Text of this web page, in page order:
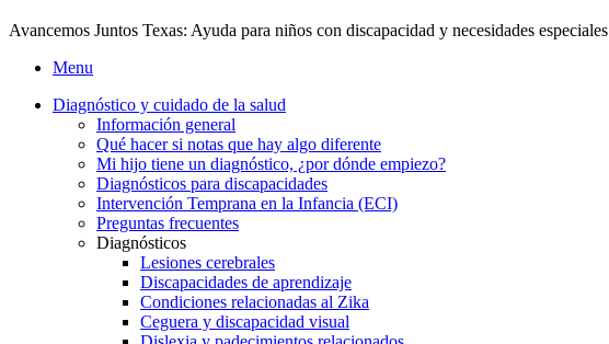
Avancemos Juntos Texas: Ayuda para niños con discapacidad y necesidades especiales
Menu
Diagnóstico y cuidado de la salud
Información general
Qué hacer si notas que hay algo diferente
Mi hijo tiene un diagnóstico, ¿por dónde empiezo?
Diagnósticos para discapacidades
Intervención Temprana en la Infancia (ECI)
Preguntas frecuentes
Diagnósticos
Lesiones cerebrales
Discapacidades de aprendizaje
Condiciones relacionadas al Zika
Ceguera y discapacidad visual